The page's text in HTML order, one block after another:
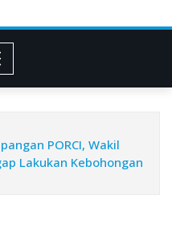
PORCI, Wakil
Lakukan Kebohongan